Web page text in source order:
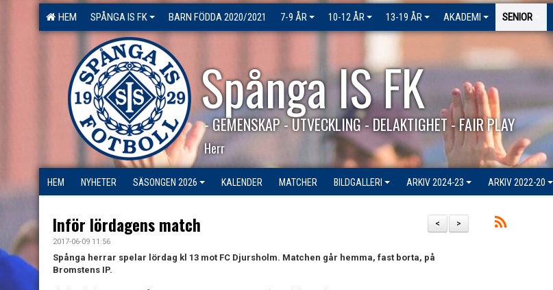
HEM SPÅNGA IS FK BARN FÖDDA 2020/2021 7-9 ÅR 10-12 ÅR 13-19 ÅR AKADEMI SENIOR
Spånga IS FK
- GEMENSKAP - UTVECKLING - DELAKTIGHET - FAIR PLAY
Herr
HEM NYHETER SÄSONGEN 2026 KALENDER MATCHER BILDGALLERI ARKIV 2024-23 ARKIV 2022-20
>
<
Inför lördagens match
2017-06-09 11:56
Spånga herrar spelar lördag kl 13 mot FC Djursholm. Matchen går hemma, fast borta, på
Bromstens IP.